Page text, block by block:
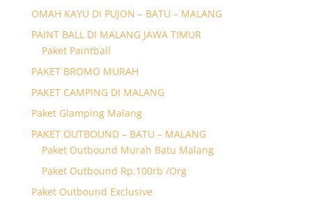
OMAH KAYU DI PUJON – BATU – MALANG
PAINT BALL DI MALANG JAWA TIMUR
Paket Paintball
PAKET BROMO MURAH
PAKET CAMPING DI MALANG
Paket Glamping Malang
PAKET OUTBOUND – BATU – MALANG
Paket Outbound Murah Batu Malang
Paket Outbound Rp.100rb /Org
Paket Outbound Exclusive